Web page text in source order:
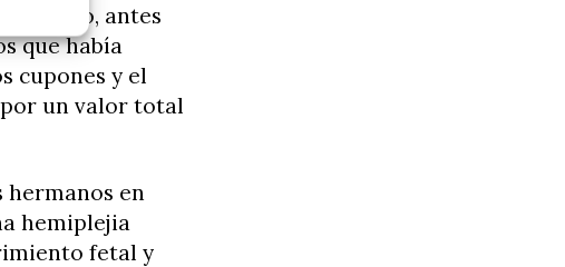
antes
que había
cupones y el
un valor total
hermanos en
hemiplejia
fetal y